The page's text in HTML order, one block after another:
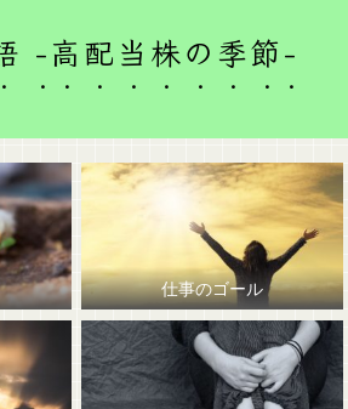
-高配当株の季節-
仕事のゴール